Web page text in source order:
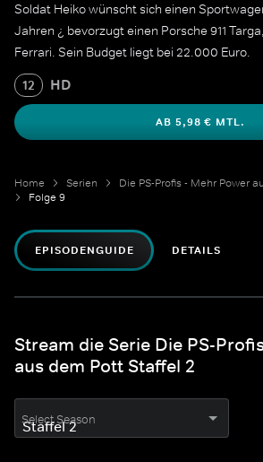
Soldat Heiko wünscht sich einen
Jahren ¿ bevorzugt einen Porsche 911
Ferrari. Sein Budget liegt bei 22.000 Euro.
12 HD
AB 5,98 € MTL.
Home Serien
Folge 9
EPISODENGUIDE DETAILS
Stream die Serie Die PS-
aus dem Pott Staffel 2
Select Season